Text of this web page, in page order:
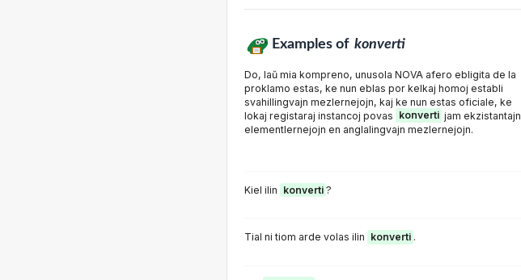
Examples of konverti
Do, laŭ mia kompreno, unusola NOVA afero ebligita de la
proklamo estas, ke nun eblas por kelkaj homoj establi
svahillingvajn mezlernejojn, kaj ke nun estas oficiale, ke
lokaj registaraj instancoj povas
konverti jam ekzistantajn
elementlernejojn en anglalingvajn mezlernejojn.
Kiel ilin konverti ?
Tial ni tiom arde volas ilin konverti .